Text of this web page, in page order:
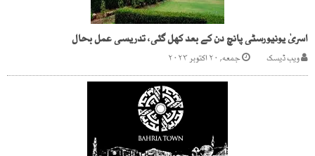
اسریٰ یونیورسٹی پانچ دن کے بعد کھل گئی، تدریسی عمل بحال
ویب ڈیسک جمعه, ۲۰ اکتوبر ۲۰۲۳